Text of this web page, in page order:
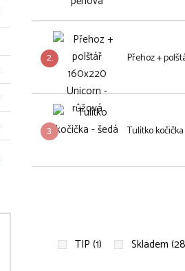
2. Přehoz +
3. Tulítko
TIP (1) Skladem